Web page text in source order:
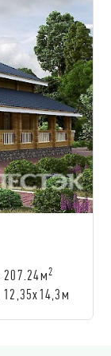
207.24м2
12,35х14,3м